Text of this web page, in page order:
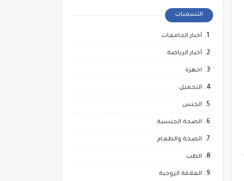
التسميات
أخبار الجامعات
أخبار الرياضة
اجهزة
التجميل
الجنس
الصحة الجنسية
الصحة والطعام
الطب
العلاقة الزوجية